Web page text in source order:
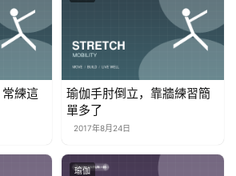
練這
瑜伽手肘倒立，靠牆練習簡
單多了
2017年8月24日
瑜伽